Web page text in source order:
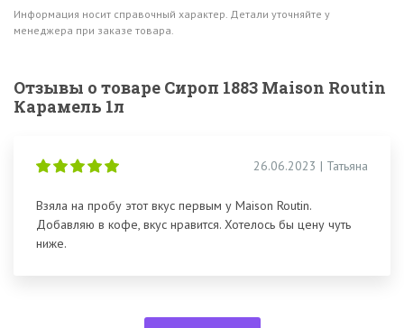
Информация носит справочный характер. Детали уточняйте у
менеджера при заказе товара.
Отзывы о товаре Сироп 1883 Maison Routin
Карамель 1л
26.06.2023 | Татьяна
Взяла на пробу этот вкус первым у Maison Routin.
Добавляю в кофе, вкус нравится. Хотелось бы цену чуть
ниже.